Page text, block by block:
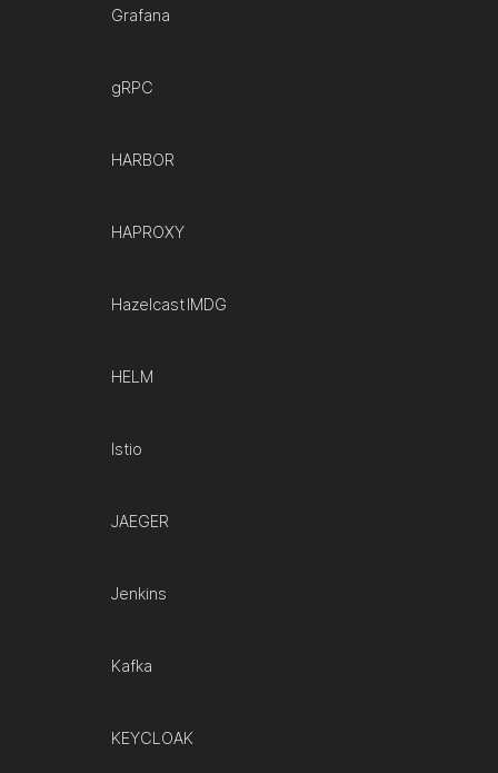
Grafana
gRPC
HARBOR
HAPROXY
Hazelcast IMDG
HELM
Istio
JAEGER
Jenkins
Kafka
KEYCLOAK